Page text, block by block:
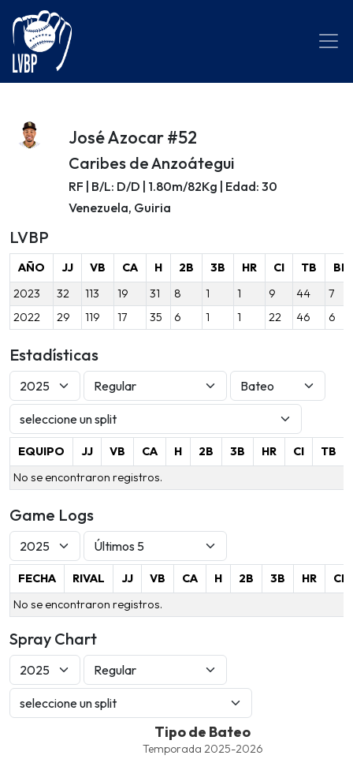
José Azocar #52
Caribes de Anzoátegui
RF | B/L: D/D | 1.80m/82Kg | Edad: 30
Venezuela, Guiria
LVBP
AÑO JJ VB CA H 2B 3B HR CI TB
BB
2023
32 113 19 31 8 1 1 9 44
7
2022
29 119 17 35 6 1 1 22 46 6
Estadísticas
EQUIPO JJ VB CA H 2B 3B HR CI
TB
No se encontraron registros.
Game Logs
FECHA RIVAL JJ VB CA H 2B 3B HR
CI
No se encontraron registros.
Spray Chart
Tipo de Bateo
Temporada 2025-2026